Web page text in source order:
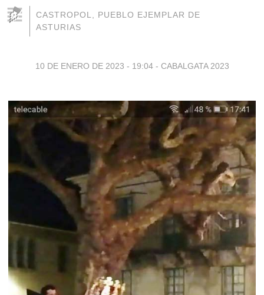
CASTROPOL, PUEBLO EJEMPLAR DE
ASTURIAS
10 DE ENERO DE 2023 - 19:04 - CABALGATA 2023